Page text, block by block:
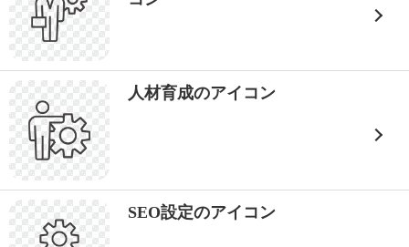
人材育成のアイコン
SEO設定のアイコン